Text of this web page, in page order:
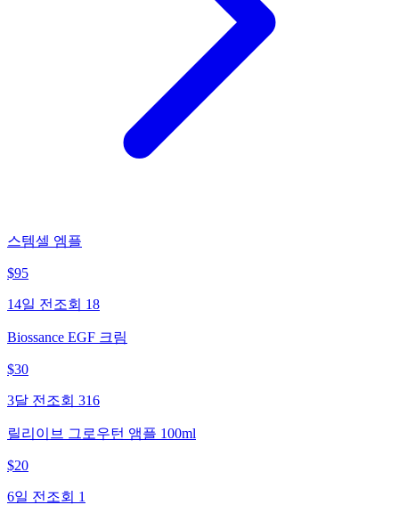
스템셀 엠플
$95
14일 전 조회 18
Biossance EGF 크림
$30
3달 전 조회 316
릴리이브 그로우턴 앰플 100ml
$20
6일 전 조회 1